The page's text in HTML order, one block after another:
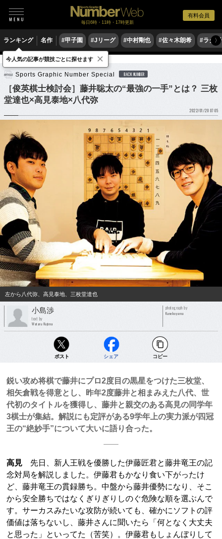
有料会員
毎日6時・11時・17時更新
ランキング 名作 #甲子園 #Jリーグ #中村剛也 #佐々木朗希 #ラグ〉
ゲーム 将棋
Sports Graphic Number Special BACK NUMBER
［俊英棋士検討会］藤井聡太の“最強の一手”とは？ 三枚
堂達也×高見泰地×八代弥
2022/01/20 07:05
左から八代弥、高見泰地、三枚堂達也
小島渉
text by
Wataru Kojima
photograph by
Kanekoyama
ポスト シェア コピー
鋭い攻め将棋で藤井にプロ2度目の黒星をつけた三枚堂、
相矢倉戦を得意とし、昨年2度藤井と相まみえた八代、世
代初のタイトルを獲得し、藤井と親交のある高見の同学年
3棋士が集結。解説にも定評がある9学年上の実力派が四冠
王の“絶妙手”について大いに語り合った。
高見 先日、新人王戦を優勝した伊藤匠君と藤井竜王の記
念対局を解説しました。伊藤君もかなり食い下がったけ
ど、藤井竜王の貫録勝ち。中盤から藤井優勢になり、そこ
から安全勝ちではなくぎりぎりしのぐ危険な順を選ぶんで
す。サーカスみたいな攻防が続いても、確かにソフトの評
価値は落ちないし、藤井さんに聞いたら「何となく大丈夫
と思った」といってた（苦笑）。伊藤君もしょんぼりして
今人気の記事が競技ごとに探せます ×